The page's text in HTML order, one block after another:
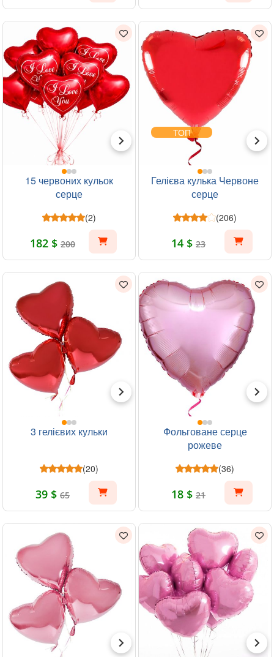
15 червоних кульок
серце
(2)
182 $ 200
ТОП
Гелієва кулька Червоне
серце
(206)
14 $ 23
3 гелієвих кульки
(20)
39 $ 65
Фольговане серце
рожеве
(36)
18 $ 21